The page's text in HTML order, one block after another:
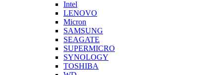
Intel
LENOVO
Micron
SAMSUNG
SEAGATE
SUPERMICRO
SYNOLOGY
TOSHIBA